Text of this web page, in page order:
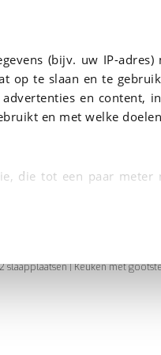
(bijv. uw IP-adres)
op te slaan en te
en content,
en met welke
die tot een paar meter
wijzigen of
betere en meer
Ook gebruiken we
slaapplaatsen | Keuken met